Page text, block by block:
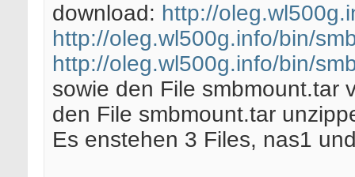
download: http://
http://oleg.wl500g.info/bin/
http://oleg.wl500g.info/bin/
sowie den File smbmount.tar
den File smbmount.tar
Es enstehen 3 Files, nas1